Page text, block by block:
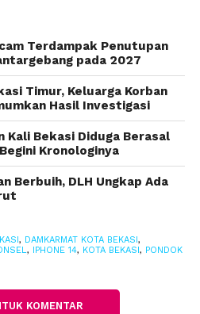
petugas Damkarmat. Tak
Regu 2 Pleton C
terkendala karena saluran
sempit.
berhasil
dan menyerahkannya
berharga, khususnya saat
ponsel sebaiknya disimpan
Terdampak Penutupan
pada 2027
Timur, Keluarga Korban
Hasil Investigasi
Kali Bekasi Diduga Berasal
Kronologinya
Berbuih, DLH Ungkap Ada
, DAMKARMAT KOTA BEKASI ,
, IPHONE 14, KOTA BEKASI , PONDOK
KOMENTAR